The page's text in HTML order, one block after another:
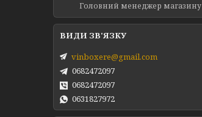
Головний менеджер магазину
vinboxere@gmail.com
0682472097
0682472097
0631827972